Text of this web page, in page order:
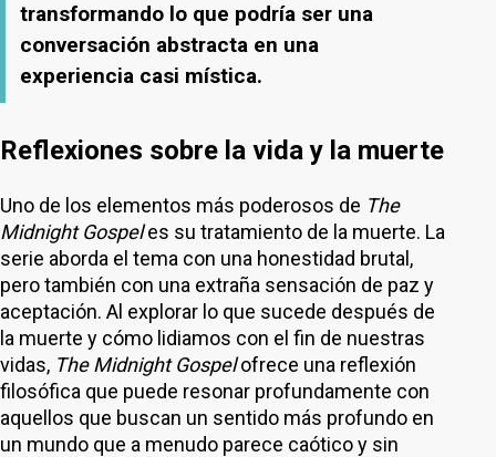
transformando lo que podría ser una
conversación abstracta en una
experiencia casi mística.
Reflexiones sobre la vida y la muerte
Uno de los elementos más poderosos de The
Midnight Gospeles su tratamiento de la muerte. La
serie aborda el tema con una honestidad brutal,
pero también con una extraña sensación de paz y
aceptación. Al explorar lo que sucede después de
la muerte y cómo lidiamos con el fin de nuestras
vidas, The Midnight Gospelofrece una reflexión
filosófica que puede resonar profundamente con
aquellos que buscan un sentido más profundo en
un mundo que a menudo parece caótico y sin